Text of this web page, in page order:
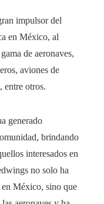
impulsor del
en México, al
de aeronaves,
aviones de
entre otros.
generado
brindando
interesados en
no solo ha
México, sino que